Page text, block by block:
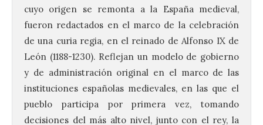
cuyo origen se remonta a la España medieval,
fueron redactados en el marco de la celebración
de una curia regia, en el reinado de Alfonso IX de
León (1188-1230). Reflejan un modelo de gobierno
y de administración original en el marco de las
instituciones españolas medievales, en las que el
pueblo participa por primera vez, tomando
decisiones del más alto nivel, junto con el rey, la